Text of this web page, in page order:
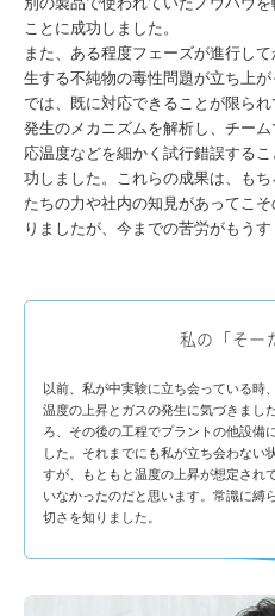
ことに成功しました。
また、ある程度フェーズが進行し
生する不純物の毒性問題が立ち上
では、既に対応できることが限ら
発生のメカニズムを解析し、チー
応温度などを細かく試行錯誤する
功しました。これらの成果は、も
たちの力や社内の知見があってこ
りましたが、今までの苦労がもうす
私の「そー
以前、私が中実験に立ち会っている時
温度の上昇とガスの発生に気づきまし
ろ、その後の工程でプラントの他設備
した。それまでにも私が立ち会わない
すが、もともと温度の上昇が想定され
いなかったのだと思います。常識に縛
切さを知りました。